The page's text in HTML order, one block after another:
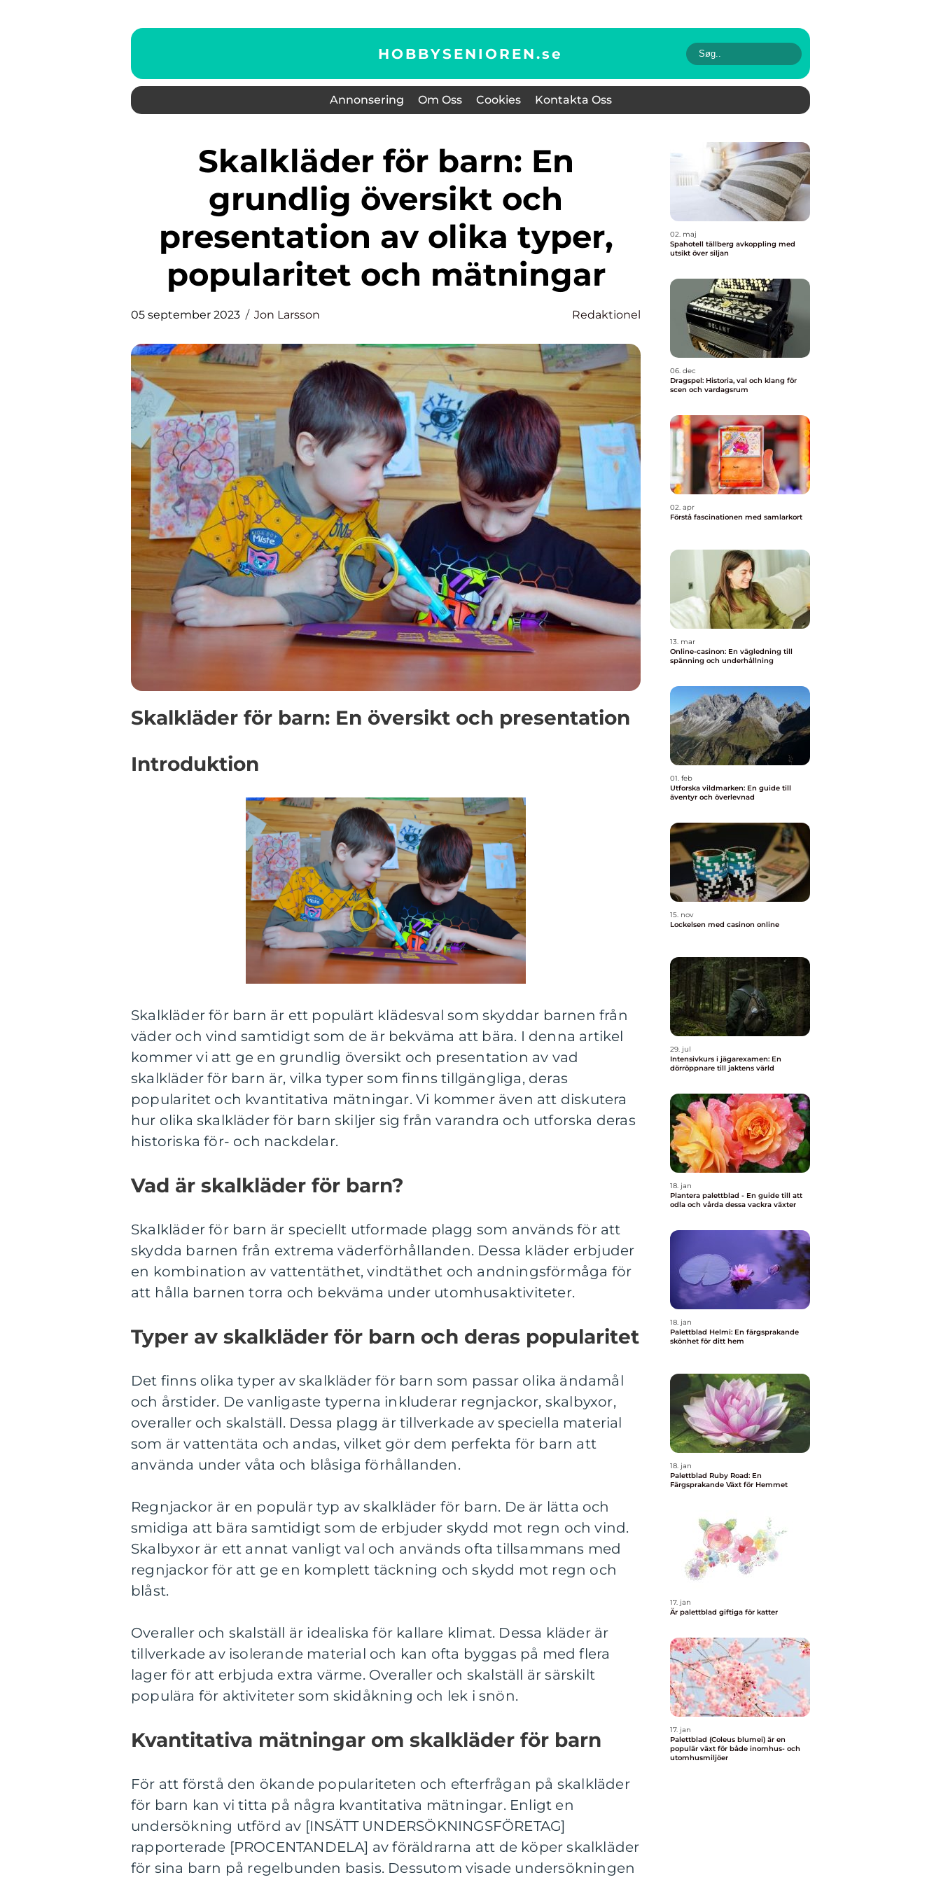
HOBBYSENIOREN.se
Annonsering Om Oss Cookies Kontakta Oss
Skalkläder för barn: En
grundlig översikt och
presentation av olika typer,
popularitet och mätningar
05 september 2023 Jon Larsson Redaktionel
Skalkläder för barn: En översikt och presentation
Introduktion
Skalkläder för barn är ett populärt klädesval som skyddar barnen från
väder och vind samtidigt som de är bekväma att bära. I denna artikel
kommer vi att ge en grundlig översikt och presentation av vad
skalkläder för barn är, vilka typer som finns tillgängliga, deras
popularitet och kvantitativa mätningar. Vi kommer även att diskutera
hur olika skalkläder för barn skiljer sig från varandra och utforska deras
historiska för- och nackdelar.
Vad är skalkläder för barn?
Skalkläder för barn är speciellt utformade plagg som används för att
skydda barnen från extrema väderförhållanden. Dessa kläder erbjuder
en kombination av vattentäthet, vindtäthet och andningsförmåga för
att hålla barnen torra och bekväma under utomhusaktiviteter.
Typer av skalkläder för barn och deras popularitet
Det finns olika typer av skalkläder för barn som passar olika ändamål
och årstider. De vanligaste typerna inkluderar regnjackor, skalbyxor,
overaller och skalställ. Dessa plagg är tillverkade av speciella material
som är vattentäta och andas, vilket gör dem perfekta för barn att
använda under våta och blåsiga förhållanden.
Regnjackor är en populär typ av skalkläder för barn. De är lätta och
smidiga att bära samtidigt som de erbjuder skydd mot regn och vind.
Skalbyxor är ett annat vanligt val och används ofta tillsammans med
regnjackor för att ge en komplett täckning och skydd mot regn och
blåst.
Overaller och skalställ är idealiska för kallare klimat. Dessa kläder är
tillverkade av isolerande material och kan ofta byggas på med flera
lager för att erbjuda extra värme. Overaller och skalställ är särskilt
populära för aktiviteter som skidåkning och lek i snön.
Kvantitativa mätningar om skalkläder för barn
För att förstå den ökande populariteten och efterfrågan på skalkläder
för barn kan vi titta på några kvantitativa mätningar. Enligt en
undersökning utförd av [INSÄTT UNDERSÖKNINGSFÖRETAG]
rapporterade [PROCENTANDELA] av föräldrarna att de köper skalkläder
för sina barn på regelbunden basis. Dessutom visade undersökningen
02. maj
Spahotell tällberg avkoppling med
utsikt över siljan
06. dec
Dragspel: Historia, val och klang för
scen och vardagsrum
02. apr
Förstå fascinationen med samlarkort
13. mar
Online-casinon: En vägledning till
spänning och underhållning
01. feb
Utforska vildmarken: En guide till
äventyr och överlevnad
15. nov
Lockelsen med casinon online
29. jul
Intensivkurs i jägarexamen: En
dörröppnare till jaktens värld
18. jan
Plantera palettblad - En guide till att
odla och vårda dessa vackra växter
18. jan
Palettblad Helmi: En färgsprakande
skönhet för ditt hem
18. jan
Palettblad Ruby Road: En
Färgsprakande Växt för Hemmet
17. jan
Är palettblad giftiga för katter
17. jan
Palettblad (Coleus blumei) är en
populär växt för både inomhus- och
utomhusmiljöer